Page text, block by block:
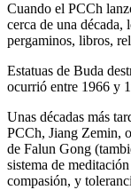
Cuando el PCCh
cerca de una década,
pergaminos, libros,
Estatuas de Buda
ocurrió entre 1966 y
Unas décadas más
PCCh, Jiang Zemin,
de Falun Gong
sistema de
compasión, y